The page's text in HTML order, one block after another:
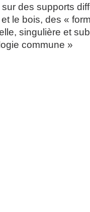
sur des supports
le bois, des «
singulière et
commune »